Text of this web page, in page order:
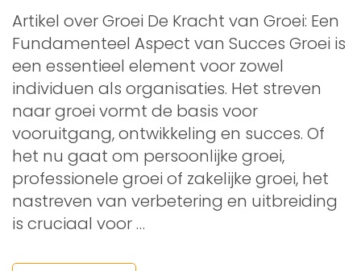
Artikel over Groei De Kracht van Groei: Een
Fundamenteel Aspect van Succes Groei is
een essentieel element voor zowel
individuen als organisaties. Het streven
naar groei vormt de basis voor
vooruitgang, ontwikkeling en succes. Of
het nu gaat om persoonlijke groei,
professionele groei of zakelijke groei, het
nastreven van verbetering en uitbreiding
is cruciaal voor …